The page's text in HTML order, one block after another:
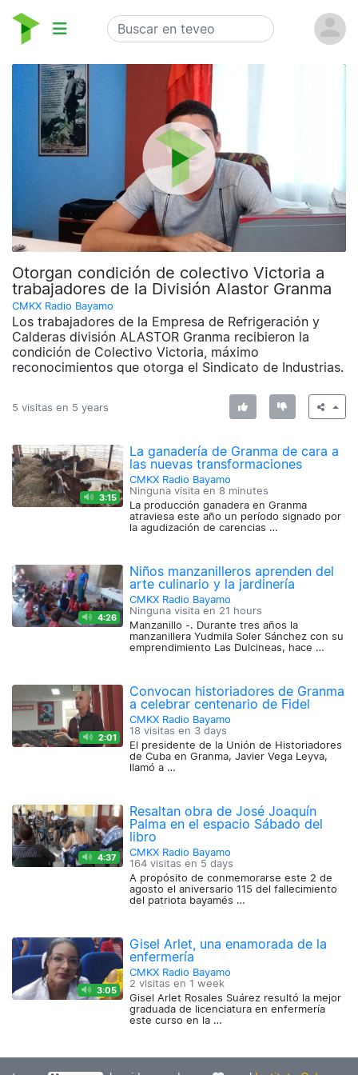
Otorgan condición de colectivo Victoria a
trabajadores de la División Alastor Granma
CMKX Radio Bayamo
Los trabajadores de la Empresa de Refrigeración y
Calderas división ALASTOR Granma recibieron la
condición de Colectivo Victoria, máximo
reconocimientos que otorga el Sindicato de Industrias.
5 visitas en 5 years
3:15
La ganadería de Granma de cara a
las nuevas transformaciones
CMKX Radio Bayamo
Ninguna visita en 8 minutes
La producción ganadera en Granma
atraviesa este año un período signado por
la agudización de carencias …
4:26
Niños manzanilleros aprenden del
arte culinario y la jardinería
CMKX Radio Bayamo
Ninguna visita en 21 hours
Manzanillo -. Durante tres años la
manzanillera Yudmila Soler Sánchez con su
emprendimiento Las Dulcineas, hace …
2:01
Convocan historiadores de Granma
a celebrar centenario de Fidel
CMKX Radio Bayamo
18 visitas en 3 days
El presidente de la Unión de Historiadores
de Cuba en Granma, Javier Vega Leyva,
llamó a …
4:37
Resaltan obra de José Joaquín
Palma en el espacio Sábado del
libro
CMKX Radio Bayamo
164 visitas en 5 days
A propósito de conmemorarse este 2 de
agosto el aniversario 115 del fallecimiento
del patriota bayamés …
3:05
Gisel Arlet, una enamorada de la
enfermería
CMKX Radio Bayamo
2 visitas en 1 week
Gisel Arlet Rosales Suárez resultó la mejor
graduada de licenciatura en enfermería
este curso en la …